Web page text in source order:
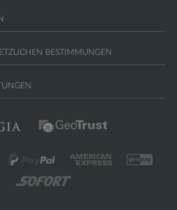
BESTIMMUNGEN